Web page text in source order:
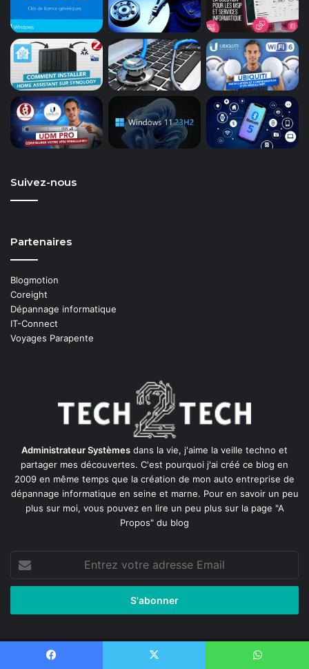
Suivez-nous
Partenaires
Blogmotion
Coreight
Dépannage informatique
IT-Connect
Voyages Parapente
Administrateur Systèmes dans la vie, j'aime la veille techno et
partager mes découvertes. C'est pourquoi j'ai créé ce blog en
2009 en même temps que la création de mon auto entreprise de
dépannage informatique en seine et marne. Pour en savoir un peu
plus sur moi, vous pouvez en lire un peu plus sur la page "A
Propos" du blog
votre
adresse